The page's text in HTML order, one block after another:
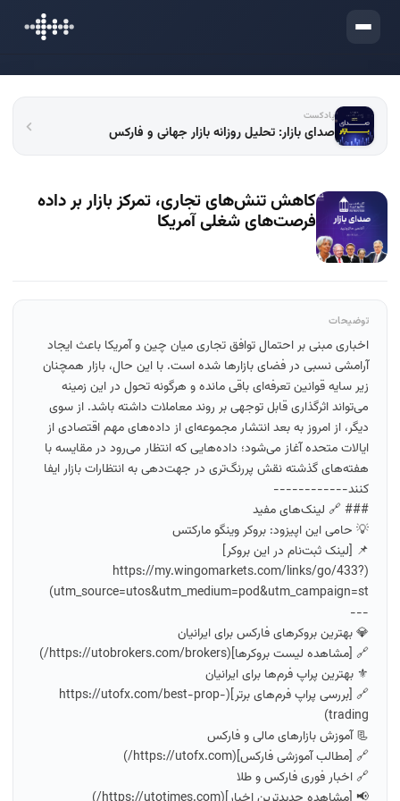
ورود
پادکست
صدای بازار: تحلیل روزانه بازار جهانی و فارکس
کاهش تنش‌های تجاری، تمرکز بازار بر داده
فرصت‌های شغلی آمریکا
توضیحات
اخباری مبنی بر احتمال توافق تجاری میان چین و آمریکا باعث ایجاد
آرامشی نسبی در فضای بازارها شده است. با این حال، بازار همچنان
زیر سایه قوانین تعرفه‌ای باقی مانده و هرگونه تحول در این زمینه
می‌تواند اثرگذاری قابل توجهی بر روند معاملات داشته باشد. از سوی
دیگر، از امروز به بعد انتشار مجموعه‌ای از داده‌های مهم اقتصادی از
ایالات متحده آغاز می‌شود؛ داده‌هایی که انتظار می‌رود در مقایسه با
هفته‌های گذشته نقش پررنگ‌تری در جهت‌دهی به انتظارات بازار ایفا
کنند------------
### 🔗 لینک‌های مفید
💡 حامی این اپیزود: بروکر وینگو مارکتس
📌 [لینک ثبت‌نام در این بروکر]
(https://my.wingomarkets.com/links/go/433?
utm_source=utos&utm_medium=pod&utm_campaign=st)
---
💎 بهترین بروکرهای فارکس برای ایرانیان
🔗 [مشاهده لیست بروکرها](https://utobrokers.com/brokers/)
⚜️ بهترین پراپ فرم‌ها برای ایرانیان
🔗 [بررسی پراپ فرم‌های برتر](https://utofx.com/best-prop-
trading)
📃 آموزش بازارهای مالی و فارکس
🔗 [مطالب آموزشی فارکس](https://utofx.com/)
🔗 اخبار فوری فارکس و طلا